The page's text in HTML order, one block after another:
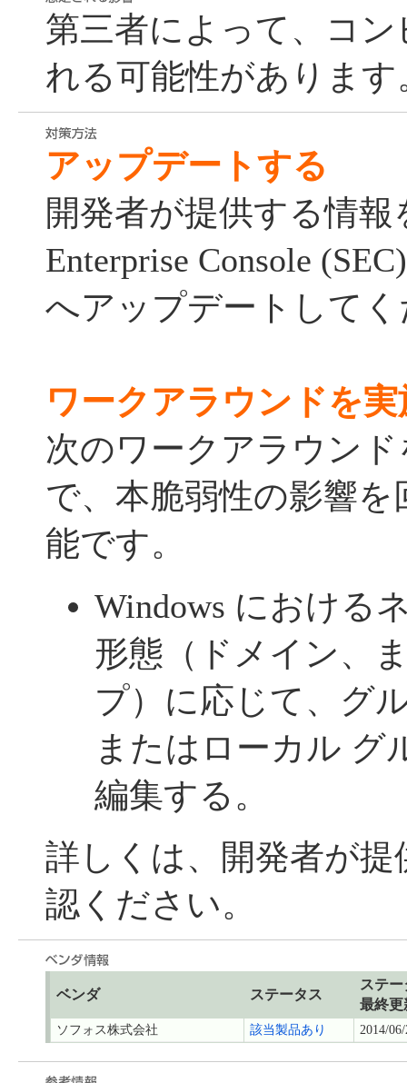
第三者によって、コ
れる可能性があります
アップデートする
開発者が提供する情報
Enterprise Console
へアップデートして
ワークアラウンドを
次のワークアラウン
で、本脆弱性の影響
能です。
Windows における
形態（ドメイン、
プ）に応じて、グ
またはローカル グ
編集する。
詳しくは、開発者が
認ください。
ベンダ ステータス
ステー
最終更
ソフォス株式会社 該当製品あり 2014/06/